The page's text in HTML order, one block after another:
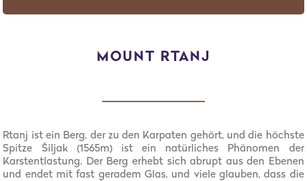
MOUNT RTANJ
Rtanj ist ein Berg, der zu den Karpaten gehört, und die höchste
Spitze Šiljak (1565m) ist ein natürliches Phänomen der
Karstentlastung. Der Berg erhebt sich abrupt aus den Ebenen
und endet mit fast geradem Glas, und viele glauben, dass die